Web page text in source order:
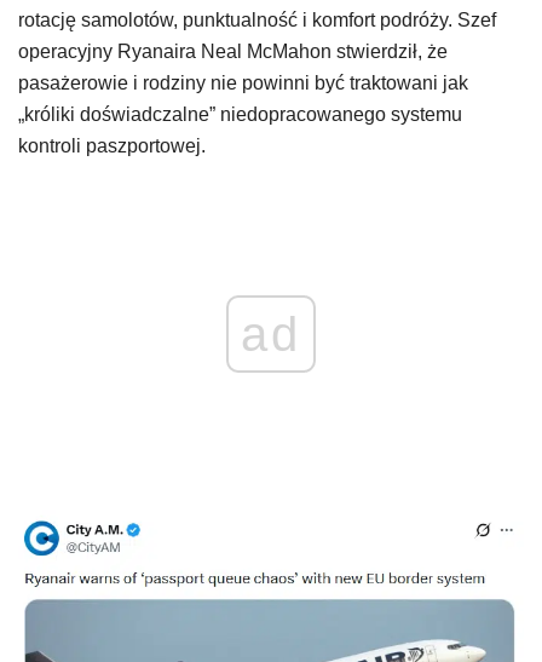
rotację samolotów, punktualność i komfort podróży. Szef
operacyjny Ryanaira Neal McMahon stwierdził, że
pasażerowie i rodziny nie powinni być traktowani jak
„króliki doświadczalne” niedopracowanego systemu
kontroli paszportowej.
ad